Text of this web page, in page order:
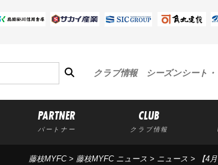
クラブ情報 シーズンシート
PARTNER
パートナー
CLUB
クラブ情報
藤枝MYFC> 藤枝MYFC ニュース > ニュース > 【4